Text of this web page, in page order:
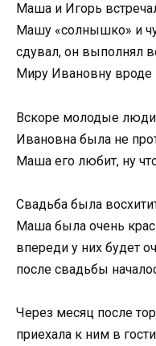
Маша и Игорь
Машу «солнышко» и
сдувал, он выполнял
Миру Ивановну вроде
Вскоре молодые
Ивановна была не
Маша его любит, ну
Свадьба была
Маша была очень
впереди у них будет
после свадьбы
Через месяц после
приехала к ним в